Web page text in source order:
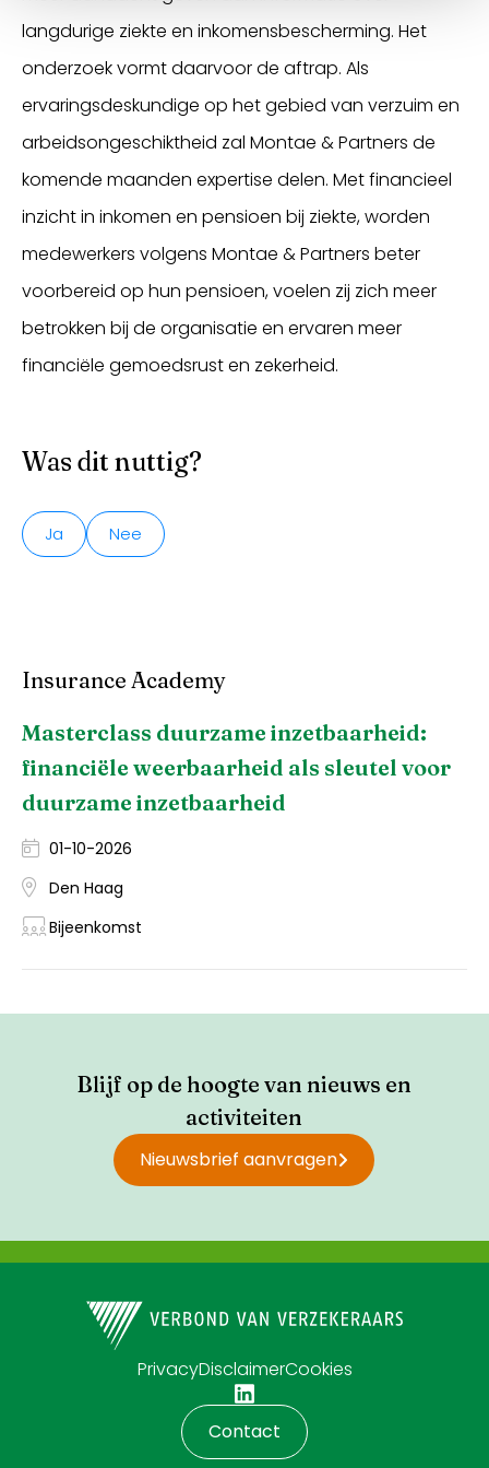
langdurige ziekte en inkomensbescherming. Het
onderzoek vormt daarvoor de aftrap. Als
ervaringsdeskundige op het gebied van verzuim en
arbeidsongeschiktheid zal Montae & Partners de
komende maanden expertise delen. Met financieel
inzicht in inkomen en pensioen bij ziekte, worden
medewerkers volgens Montae & Partners beter
voorbereid op hun pensioen, voelen zij zich meer
betrokken bij de organisatie en ervaren meer
financiële gemoedsrust en zekerheid.
Was dit nuttig?
Ja Nee
Insurance Academy
Masterclass duurzame inzetbaarheid:
financiële weerbaarheid als sleutel voor
duurzame inzetbaarheid
01-10-2026
Den Haag
Bijeenkomst
Blijf op de hoogte van nieuws en
activiteiten
Nieuwsbrief aanvragen
PrivacyDisclaimerCookies
Contact